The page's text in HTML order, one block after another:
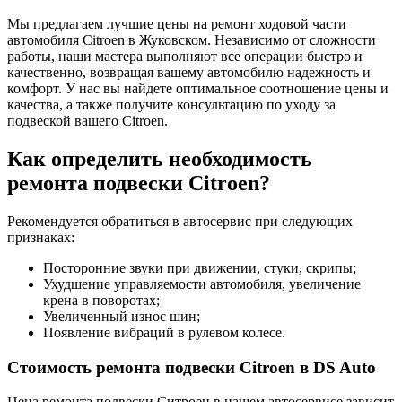
Мы предлагаем лучшие цены на ремонт ходовой части
автомобиля Citroen в Жуковском. Независимо от сложности
работы, наши мастера выполняют все операции быстро и
качественно, возвращая вашему автомобилю надежность и
комфорт. У нас вы найдете оптимальное соотношение цены и
качества, а также получите консультацию по уходу за
подвеской вашего Citroen.
Как определить необходимость
ремонта подвески Citroen?
Рекомендуется обратиться в автосервис при следующих
признаках:
Посторонние звуки при движении, стуки, скрипы;
Ухудшение управляемости автомобиля, увеличение
крена в поворотах;
Увеличенный износ шин;
Появление вибраций в рулевом колесе.
Стоимость ремонта подвески Citroen в DS Auto